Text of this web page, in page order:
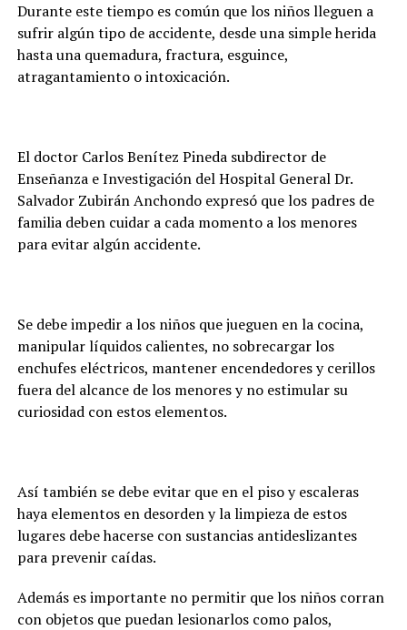
Durante este tiempo es común que los niños lleguen a
sufrir algún tipo de accidente, desde una simple herida
hasta una quemadura, fractura, esguince,
atragantamiento o intoxicación.
El doctor Carlos Benítez Pineda subdirector de
Enseñanza e Investigación del Hospital General Dr.
Salvador Zubirán Anchondo expresó que los padres de
familia deben cuidar a cada momento a los menores
para evitar algún accidente.
Se debe impedir a los niños que jueguen en la cocina,
manipular líquidos calientes, no sobrecargar los
enchufes eléctricos, mantener encendedores y cerillos
fuera del alcance de los menores y no estimular su
curiosidad con estos elementos.
Así también se debe evitar que en el piso y escaleras
haya elementos en desorden y la limpieza de estos
lugares debe hacerse con sustancias antideslizantes
para prevenir caídas.
Además es importante no permitir que los niños corran
con objetos que puedan lesionarlos como palos,